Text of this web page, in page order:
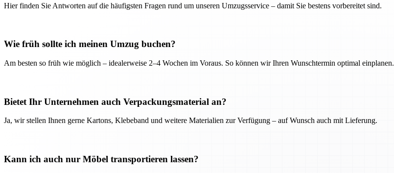
Hier finden Sie Antworten auf die häufigsten Fragen rund um unseren Umzugsservice – damit Sie bestens vorbereitet sind.
Wie früh sollte ich meinen Umzug buchen?
Am besten so früh wie möglich – idealerweise 2–4 Wochen im Voraus. So können wir Ihren Wunschtermin optimal einplanen.
Bietet Ihr Unternehmen auch Verpackungsmaterial an?
Ja, wir stellen Ihnen gerne Kartons, Klebeband und weitere Materialien zur Verfügung – auf Wunsch auch mit Lieferung.
Kann ich auch nur Möbel transportieren lassen?